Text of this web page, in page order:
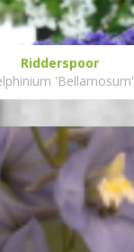
Ridderspoor
'Bellamosum'